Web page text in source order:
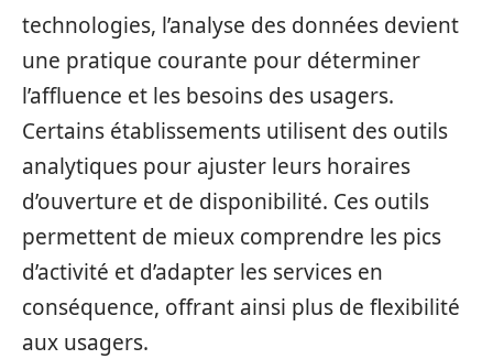
technologies, l’analyse des données devient
une pratique courante pour déterminer
l’affluence et les besoins des usagers.
Certains établissements utilisent des outils
analytiques pour ajuster leurs horaires
d’ouverture et de disponibilité. Ces outils
permettent de mieux comprendre les pics
d’activité et d’adapter les services en
conséquence, offrant ainsi plus de flexibilité
aux usagers.